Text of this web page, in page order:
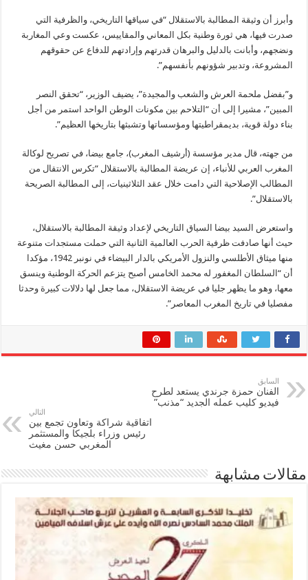
وأبرز أن وثيقة المطالبة بالاستقلال “في سياقها التاريخي، والظرفية التي
صدرت فيها، هي ثورة ‏وطنية بكل المعاني والمقاييس، عكست وعي المغاربة
ونضجهم، وأبانت بالدليل والبرهان قدرتهم وإرادتهم للدفاع عن حقوقهم
المشروعة، وتدبير شؤونهم بأنفسهم”.‏
و”بفضل ملحمة العرش والشعب والمجيدة”، يضيف الوزير، “تحقق النصر
المبين”، مشيرا إلى ‏أن “التلاحم بين مكونات الوطن الواحد استمر من أجل
بناء دولة قوية، بديمقراطيتها ‏ومؤسساتها وتشبثها بتاريخها العظيم”.‏
من جهته، قال مدير مؤسسة (أرشيف المغرب)، جامع بيضا، في تصريح لوكالة
المغرب العربي ‏للأنباء، إن عريضة المطالبة بالاستقلال “تكرس الانتقال من
المطالب الإصلاحية التي دامت ‏خلال عقد الثلاثينيات، إلى المطالبة الصريحة
بالاستقلال”.‏
واستعرض السيد بيضا السياق التاريخي لإعداد وثيقة المطالبة بالاستقلال،
حيث أنها صادفت ‏ظرفية الحرب العالمية الثانية التي حملت مستجدات متنوعة
منها ميثاق الأطلسي والنزول ‏الأمريكي بالدار البيضاء في نونبر 1942، مؤكدا
أن “السلطان المغفور له محمد الخامس أصبح ‏يتزعم الحركة الوطنية وينسق
معها، وهو ما يظهر جليا في عريضة الاستقلال، مما جعل لها ‏دلالات كبيرة وحدثا
مفصليا في تاريخ المغرب المعاصر”‏.
السابق
الفنان حمزة جرندي يستعد لطرح
فيديو كليب عمله الجديد “مذنب”
التالي
‎ اتفاقية شراكة وتعاون تجمع بين
رئيس وزراء بلجيكا والمستثمر
المغربي حسن مغيث
مقالات مشابهة